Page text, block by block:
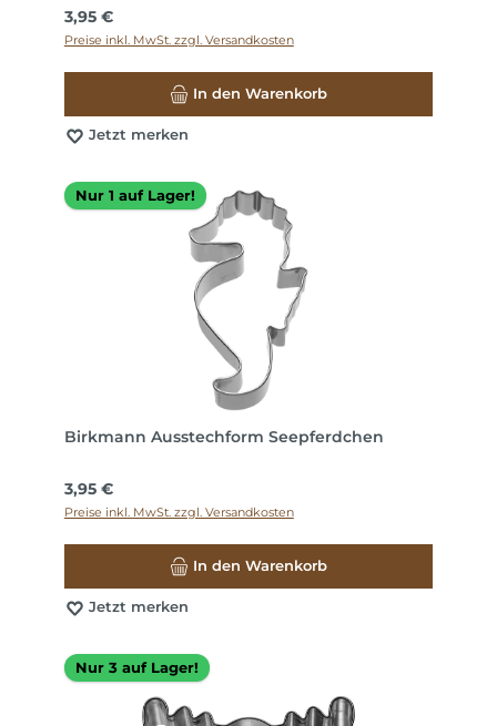
Regulärer Preis:
3,95 €
Preise inkl. MwSt. zzgl. Versandkosten
In den Warenkorb
Jetzt merken
Nur 1 auf Lager!
Birkmann Ausstechform Seepferdchen
Regulärer Preis:
3,95 €
Preise inkl. MwSt. zzgl. Versandkosten
In den Warenkorb
Jetzt merken
Nur 3 auf Lager!